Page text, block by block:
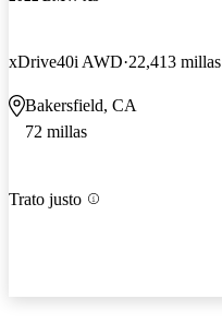
xDrive40i AWD 22,413 millas
Bakersfield, CA
72 millas
Trato justo